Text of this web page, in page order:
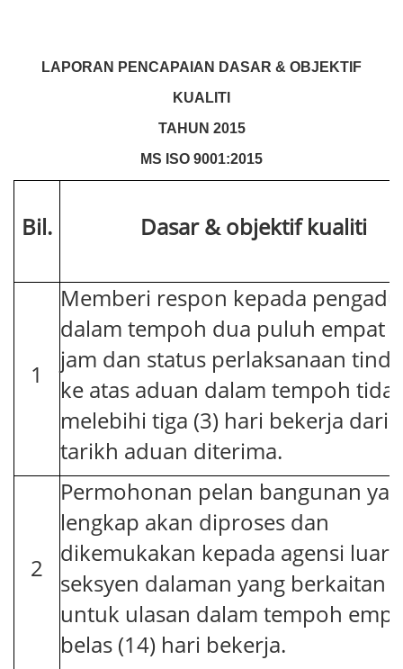
LAPORAN PENCAPAIAN DASAR & OBJEKTIF
KUALITI
TAHUN 2015
MS ISO 9001:2015
Bil. Dasar & objektif kualiti
1
Memberi respon kepada pengadu
dalam tempoh dua puluh empat
jam dan status perlaksanaan
ke atas aduan dalam tempoh
melebihi tiga (3) hari bekerja dari
tarikh aduan diterima.
2
Permohonan pelan bangunan
lengkap akan diproses dan
dikemukakan kepada agensi luar /
seksyen dalaman yang berkaitan
untuk ulasan dalam tempoh
belas (14) hari bekerja.